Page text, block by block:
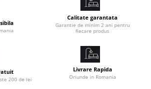
pulseaza. Stabilitatea sursei de
instantanee este ideala
comerciale sau rezidențiale în
baie, scară, birou etc.
Calitate garantata
Garantie de minim 2 ani pentru
fiecare produs
200 de lei
Livrare Rapida
Oriunde in Romania